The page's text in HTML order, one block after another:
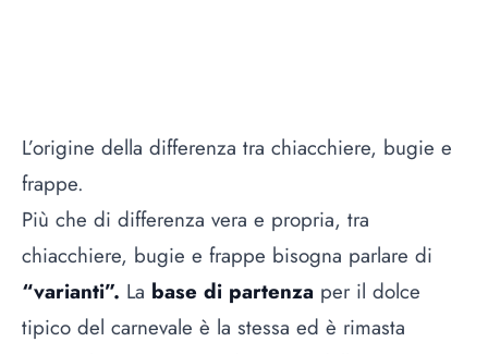
L’origine della differenza tra chiacchiere, bugie e
frappe.
Più che di differenza vera e propria, tra
chiacchiere, bugie e frappe bisogna parlare di
“varianti”. La base di partenza per il dolce
tipico del carnevale è la stessa ed è rimasta